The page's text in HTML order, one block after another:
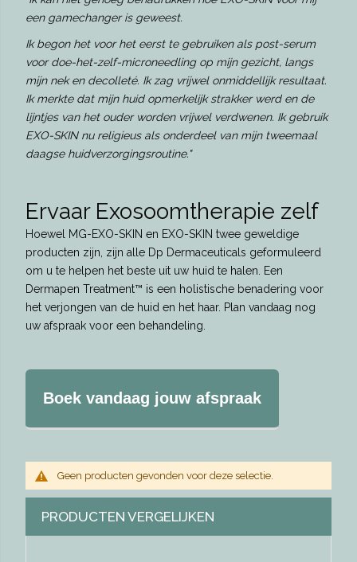
een gamechanger is geweest.
Ik begon het voor het eerst te gebruiken als post-serum
voor doe-het-zelf-microneedling op mijn gezicht, langs
mijn nek en decolleté. Ik zag vrijwel onmiddellijk resultaat.
Ik merkte dat mijn huid opmerkelijk strakker werd en de
lijntjes van het ouder worden vrijwel verdwenen. Ik gebruik
EXO-SKIN nu religieus als onderdeel van mijn tweemaal
daagse huidverzorgingsroutine."
Ervaar Exosoomtherapie zelf
Hoewel MG-EXO-SKIN en EXO-SKIN twee geweldige
producten zijn, zijn alle Dp Dermaceuticals geformuleerd
om u te helpen het beste uit uw huid te halen. Een
Dermapen Treatment™ is een holistische benadering voor
het verjongen van de huid en het haar. Plan vandaag nog
uw afspraak voor een ​​behandeling.
Boek vandaag jouw afspraak
Geen producten gevonden voor deze selectie.
PRODUCTEN VERGELIJKEN